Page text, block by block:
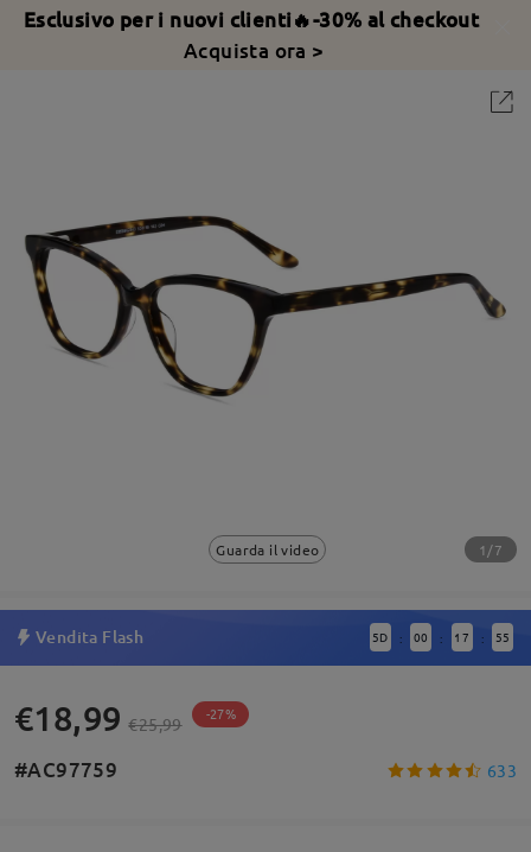
Esclusivo per i nuovi clienti🔥-30% al checkout
Acquista ora >
Guarda il video 1/7
Vendita Flash 5D : 00 : 17 : 55
€18,99 €25,99 -27%
#AC97759 633